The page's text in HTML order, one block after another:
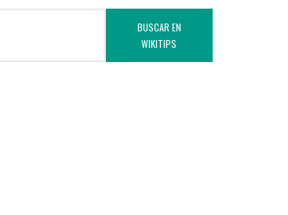
BUSCAR EN
WIKITIPS